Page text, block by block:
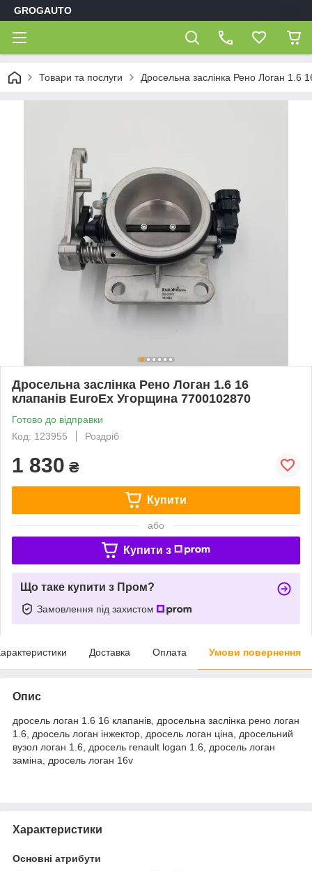
GROGAUTO
Товари та послуги Дросельна заслінка Рено Логан 1.6
Дросельна заслінка Рено Логан 1.6 16
клапанів EuroEx Угорщина 7700102870
Готово до відправки
Код: 123955
Роздріб
1 830 ₴
Купити
або
Купити з
Що таке купити з Пром?
Замовлення під захистом
Доставка Оплата Умови повернення
Опис
дросель логан 1.6 16 клапанів, дросельна заслінка рено логан
1.6, дросель логан інжектор, дросель логан ціна, дросельний
вузол логан 1.6, дросель renault logan 1.6, дросель логан
заміна, дросель логан 16v
Характеристики
Основні атрибути